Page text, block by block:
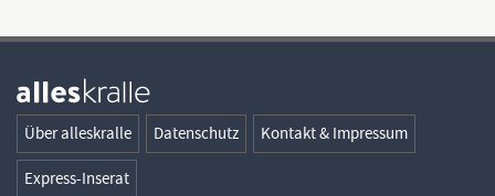
Über alleskralle Datenschutz Kontakt & Impressum
Express-Inserat